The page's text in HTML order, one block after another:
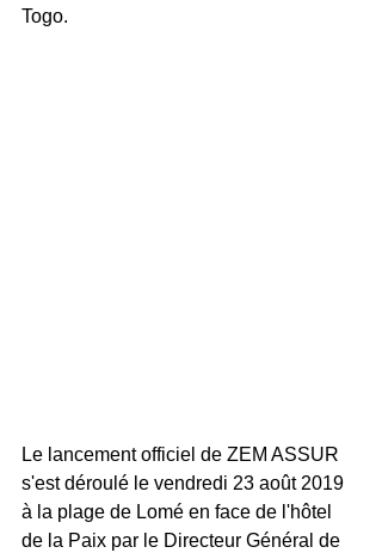
Togo.
Le lancement officiel de ZEM ASSUR
s'est déroulé le vendredi 23 août 2019
à la plage de Lomé en face de l'hôtel
de la Paix par le Directeur Général de